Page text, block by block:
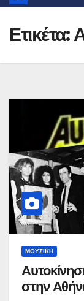
Ετικέτα:
ΜΟΥΣΙΚΉ
στην